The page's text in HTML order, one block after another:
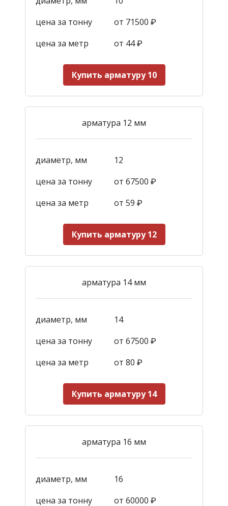
цена за тонну
от 71500 ₽
цена за метр
от 44₽
Купить арматуру 10
арматура 12 мм
диаметр, мм
12
цена за тонну
от 67500 ₽
цена за метр
от 59 ₽
Купить арматуру 12
арматура 14 мм
диаметр, мм
14
цена за тонну
от 67500 ₽
цена за метр
от 80 ₽
Купить арматуру 14
арматура 16 мм
диаметр, мм
16
цена за тонну
от 60000 ₽